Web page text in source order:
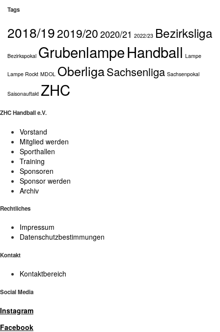
Tags
2018/192019/202020/21 2022/23 Bezirksliga
Bezirkspokal GrubenlampeHandball Lampe
Lampe Rockt MDOL OberligaSachsenliga Sachsenpokal
Saisonauftakt ZHC
ZHC Handball e.V.
Vorstand
Mitglied werden
Sporthallen
Training
Sponsoren
Sponsor werden
Archiv
Rechtliches
Impressum
Datenschutzbestimmungen
Kontakt
Kontaktbereich
Social Media
Instagram
Facebook